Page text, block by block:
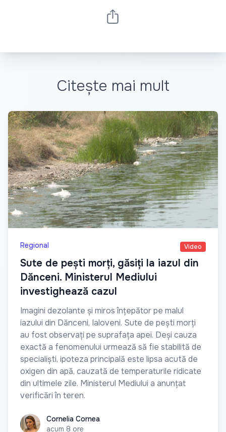
Citește mai mult
Regional Video
Sute de pești morți, găsiți la iazul din
Dănceni. Ministerul Mediului
investighează cazul
Imagini dezolante și miros înțepător pe malul
iazului din Dănceni, Ialoveni. Sute de pești morți
au fost observați pe suprafața apei. Deși cauza
exactă a fenomenului urmează să fie stabilită de
specialiști, ipoteza principală este lipsa acută de
oxigen din apă, cauzată de temperaturile ridicate
din ultimele zile. Ministerul Mediului a anunțat
verificări în teren.
Cornelia Cornea
Cornelia Cornea
acum 8 ore